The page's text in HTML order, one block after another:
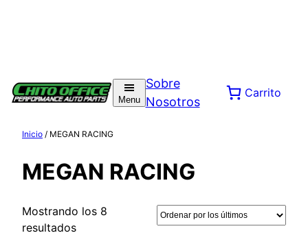
Menu
Sobre
Nosotros
Carrito
Inicio / MEGAN RACING
MEGAN RACING
Mostrando los 8
resultadosOrdenado